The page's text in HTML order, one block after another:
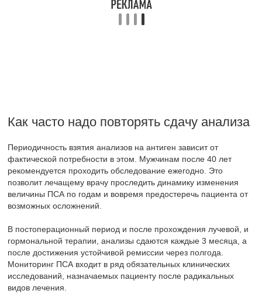
величины ПСА по годам и вовремя предостеречь пациента от
Анализы на наличие простат-специфического антигена имеют
диагностировать онкологические процессы уже на начальных
признаках.
Вопрос-ответ
Что такое ПСА и почему его уровень
важен при раке простаты?
ПСА (простатический специфический антиген) — это белок,
вырабатываемый клетками предстательной железы. Уровень
ПСА в крови может повышаться при различных состояниях,
включая рак простаты. Анализ на ПСА помогает врачам
оценить риск наличия рака и следить за его